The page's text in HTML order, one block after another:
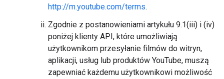
http://m.youtube.com/terms.
Zgodnie z postanowieniami artykułu 9.1(iii) i (iv)
poniżej klienty API, które umożliwiają
użytkownikom przesyłanie filmów do witryn,
aplikacji, usług lub produktów YouTube, muszą
zapewniać każdemu użytkownikowi możliwość